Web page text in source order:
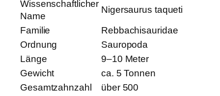
Wissenschaftlicher
Name
Nigersaurus taqueti
Familie
Rebbachisauridae
Ordnung
Sauropoda
Länge
9–10 Meter
Gewicht
ca. 5 Tonnen
Gesamtzahnzahl
über 500